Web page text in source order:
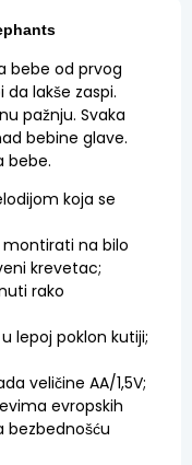
bebe od prvog
lakše zaspi.
pažnju. Svaka
bebine glave.
bebe.
koja se
na bilo
krevetac;
rako
lepoj poklon kutiji;
veličine AA/1,5V;
evropskih
bezbednošću